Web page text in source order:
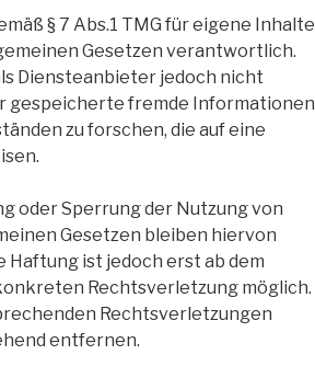
§ 7 Abs.1 TMG für eigene Inhalte
Gesetzen verantwortlich.
Diensteanbieter jedoch nicht
fremde Informationen
zu forschen, die auf eine
oder Sperrung der Nutzung von
Gesetzen bleiben hiervon
Haftung ist jedoch erst ab dem
Rechtsverletzung möglich.
Rechtsverletzungen
entfernen.